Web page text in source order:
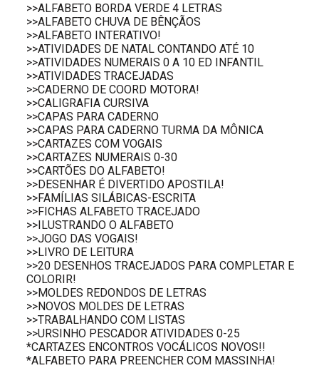
>>ALFABETO BORDA VERDE 4 LETRAS
>>ALFABETO CHUVA DE BÊNÇÃOS
>>ALFABETO INTERATIVO!
>>ATIVIDADES DE NATAL CONTANDO ATÉ 10
>>ATIVIDADES NUMERAIS 0 A 10 ED INFANTIL
>>ATIVIDADES TRACEJADAS
>>CADERNO DE COORD MOTORA!
>>CALIGRAFIA CURSIVA
>>CAPAS PARA CADERNO
>>CAPAS PARA CADERNO TURMA DA MÔNICA
>>CARTAZES COM VOGAIS
>>CARTAZES NUMERAIS 0-30
>>CARTÕES DO ALFABETO!
>>DESENHAR É DIVERTIDO APOSTILA!
>>FAMÍLIAS SILÁBICAS-ESCRITA
>>FICHAS ALFABETO TRACEJADO
>>ILUSTRANDO O ALFABETO
>>JOGO DAS VOGAIS!
>>LIVRO DE LEITURA
>>20 DESENHOS TRACEJADOS PARA COMPLETAR E
COLORIR!
>>MOLDES REDONDOS DE LETRAS
>>NOVOS MOLDES DE LETRAS
>>TRABALHANDO COM LISTAS
>>URSINHO PESCADOR ATIVIDADES 0-25
*CARTAZES ENCONTROS VOCÁLICOS NOVOS!!
*ALFABETO PARA PREENCHER COM MASSINHA!